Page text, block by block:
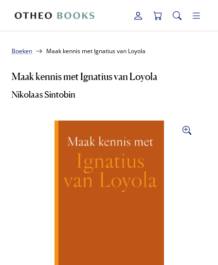
Boeken Maak kennis met Ignatius van Loyola
Maak kennis met Ignatius van Loyola
Nikolaas Sintobin